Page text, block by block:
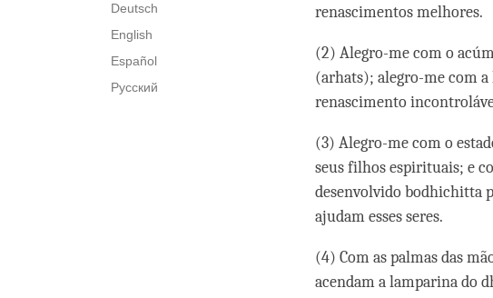
Deutsch
English
Español
Русский
renascimentos melhores.
(2) Alegro-me com o
(arhats); alegro-me com
renascimento
(3) Alegro-me com o
seus filhos espirituais; e
desenvolvido bodhichitta
ajudam esses seres.
(4) Com as palmas das
acendam a lamparina do